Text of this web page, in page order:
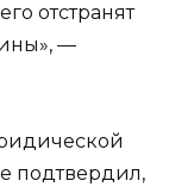
отстранят
—
подтвердил,